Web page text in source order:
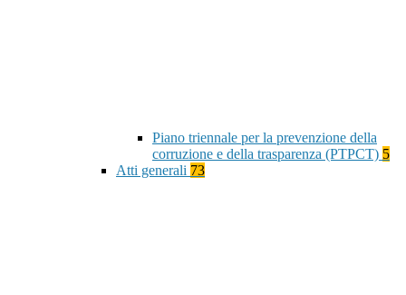
Piano triennale per la prevenzione della
corruzione e della trasparenza (PTPCT) 5
Atti generali 73